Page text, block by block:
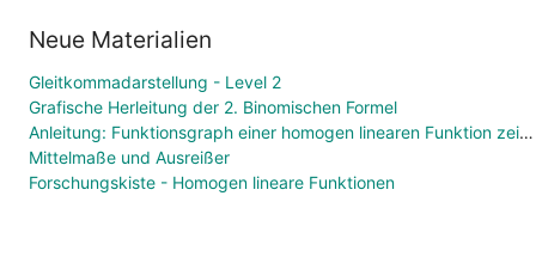
Neue Materialien
Gleitkommadarstellung - Level 2
Grafische Herleitung der 2. Binomischen Formel
Anleitung: Funktionsgraph einer homogen linearen Funktion zeichnen
Mittelmaße und Ausreißer
Forschungskiste - Homogen lineare Funktionen